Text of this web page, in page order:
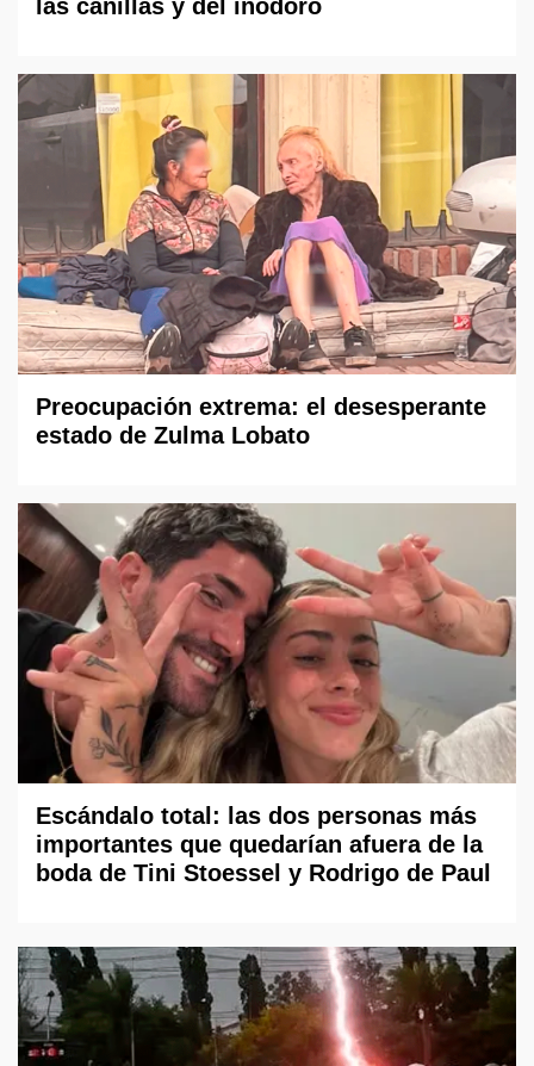
las canillas y del inodoro
Preocupación extrema: el desesperante
estado de Zulma Lobato
Escándalo total: las dos personas más
importantes que quedarían afuera de la
boda de Tini Stoessel y Rodrigo de Paul